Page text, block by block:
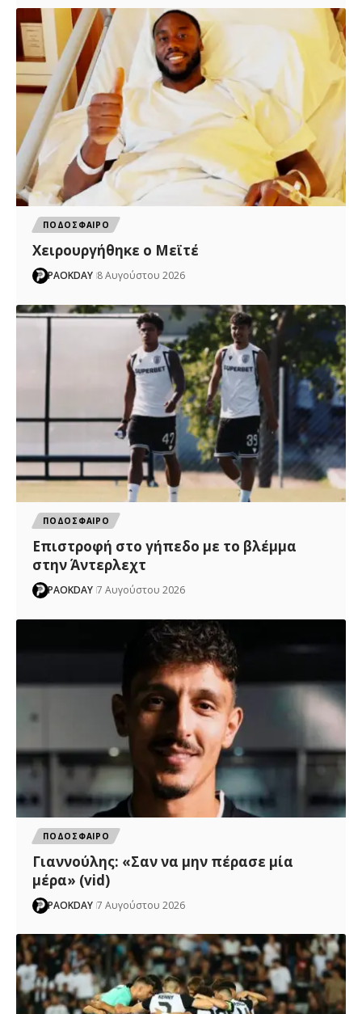
ΠΟΔΟΣΦΑΙΡΟ
Χειρουργήθηκε ο Μεϊτέ
PAOKDAY 8 Αυγούστου 2026
ΠΟΔΟΣΦΑΙΡΟ
Επιστροφή στο γήπεδο με το βλέμμα
στην Άντερλεχτ
PAOKDAY 7 Αυγούστου 2026
ΠΟΔΟΣΦΑΙΡΟ
Γιαννούλης: «Σαν να μην πέρασε μία
μέρα» (vid)
PAOKDAY 7 Αυγούστου 2026